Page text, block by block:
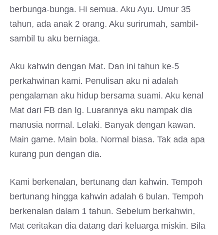
berbunga-bunga. Hi semua. Aku Ayu. Umur 35
tahun, ada anak 2 orang. Aku surirumah, sambil-
sambil tu aku berniaga.
Aku kahwin dengan Mat. Dan ini tahun ke-5
perkahwinan kami. Penulisan aku ni adalah
pengalaman aku hidup bersama suami. Aku kenal
Mat dari FB dan Ig. Luarannya aku nampak dia
manusia normal. Lelaki. Banyak dengan kawan.
Main game. Main bola. Normal biasa. Tak ada apa
kurang pun dengan dia.
Kami berkenalan, bertunang dan kahwin. Tempoh
bertunang hingga kahwin adalah 6 bulan. Tempoh
berkenalan dalam 1 tahun. Sebelum berkahwin,
Mat ceritakan dia datang dari keluarga miskin. Bila